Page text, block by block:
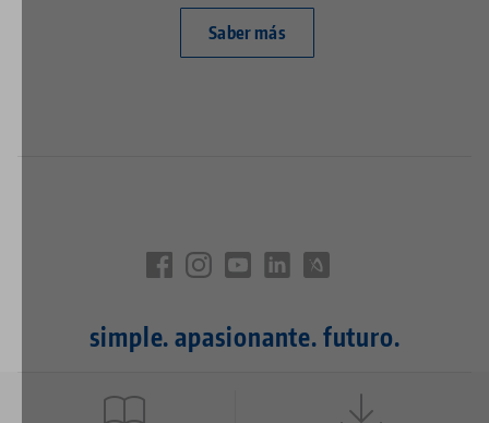
Saber más
simple. apasionante. futuro.